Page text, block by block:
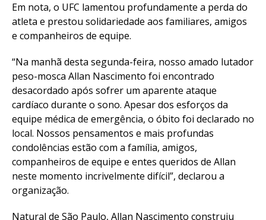
Em nota, o UFC lamentou profundamente a perda do
atleta e prestou solidariedade aos familiares, amigos
e companheiros de equipe.
“Na manhã desta segunda-feira, nosso amado lutador
peso-mosca Allan Nascimento foi encontrado
desacordado após sofrer um aparente ataque
cardíaco durante o sono. Apesar dos esforços da
equipe médica de emergência, o óbito foi declarado no
local. Nossos pensamentos e mais profundas
condolências estão com a família, amigos,
companheiros de equipe e entes queridos de Allan
neste momento incrivelmente difícil”, declarou a
organização.
Natural de São Paulo, Allan Nascimento construiu